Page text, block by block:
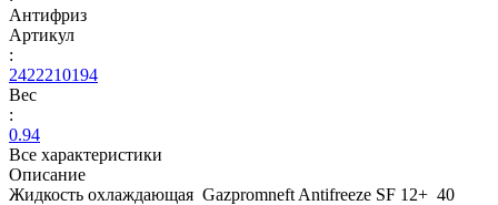
Антифриз
Артикул
:
2422210194
Вес
:
0.94
Все характеристики
Описание
Жидкость охлаждающая Gazpromneft Antifreeze SF 12+ 40